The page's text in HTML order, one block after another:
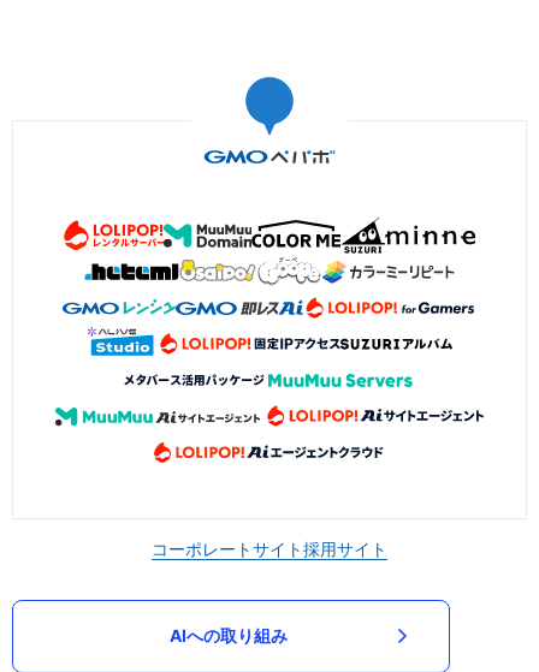
コーポレートサイト採用サイト
AIへの取り組み